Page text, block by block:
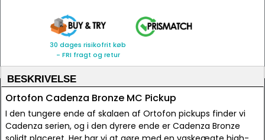
30 dages risikofrit køb
- FRI fragt og retur
BESKRIVELSE
Ortofon Cadenza Bronze MC Pickup
I den tungere ende af skalaen af Ortofon pickups finder vi
Cadenza serien, og i den dyrere ende er Cadenza Bronze